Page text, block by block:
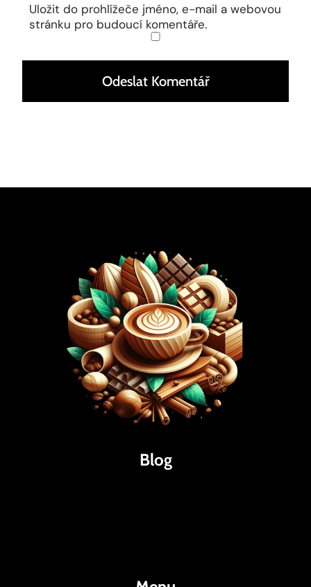
Uložit do prohlížeče jméno, e-mail a webovou
stránku pro budoucí komentáře.
Blog